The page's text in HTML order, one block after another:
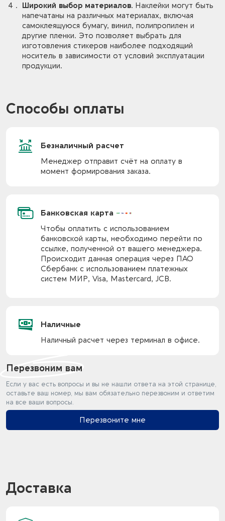
Широкий выбор материалов. Наклейки могут быть
напечатаны на различных материалах, включая
самоклеящуюся бумагу, винил, полипропилен и
другие пленки. Это позволяет выбрать для
изготовления стикеров наиболее подходящий
носитель в зависимости от условий эксплуатации
продукции.
Способы оплаты
Безналичный расчет
Менеджер отправит счёт на оплату в
момент формирования заказа.
Банковская карта
Чтобы оплатить с использованием
банковской карты, необходимо перейти по
ссылке, полученной от вашего менеджера.
Происходит данная операция через ПАО
Сбербанк с использованием платежных
систем МИР, Visa, Mastercard, JCB.
Наличные
Наличный расчет через терминал в офисе.
Перезвоним вам
Если у вас есть вопросы и вы не нашли ответа на этой странице,
оставьте ваш номер, мы вам обязательно перезвоним и ответим
на все ваши вопросы.
Перезвоните мне
Доставка